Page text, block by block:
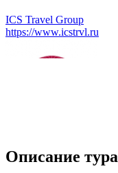
ICS Travel Group
https://www.icstrvl.ru
Описание тура